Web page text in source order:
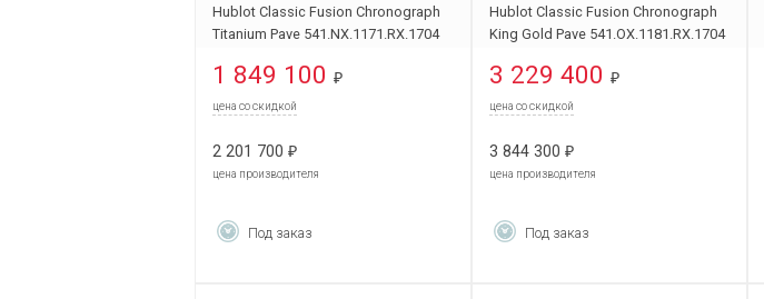
Hublot Classic Fusion Chronograph
Titanium Pave 541.NX.1171.RX.1704
1 849 100 ₽
цена со скидкой
2 201 700 ₽
цена производителя
Под заказ
Hublot Classic Fusion Chronograph
King Gold Pave 541.OX.1181.RX.1704
3 229 400 ₽
цена со скидкой
3 844 300 ₽
цена производителя
Под заказ